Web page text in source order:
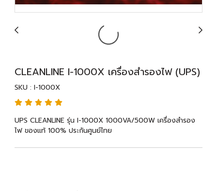
CLEANLINE I-1000X เครื่องสำรองไฟ (UPS)
SKU : I-1000X
UPS CLEANLINE รุ่น I-1000X 1000VA/500W เครื่องสำรอง
ไฟ ของแท้ 100% ประกันศูนย์ไทย